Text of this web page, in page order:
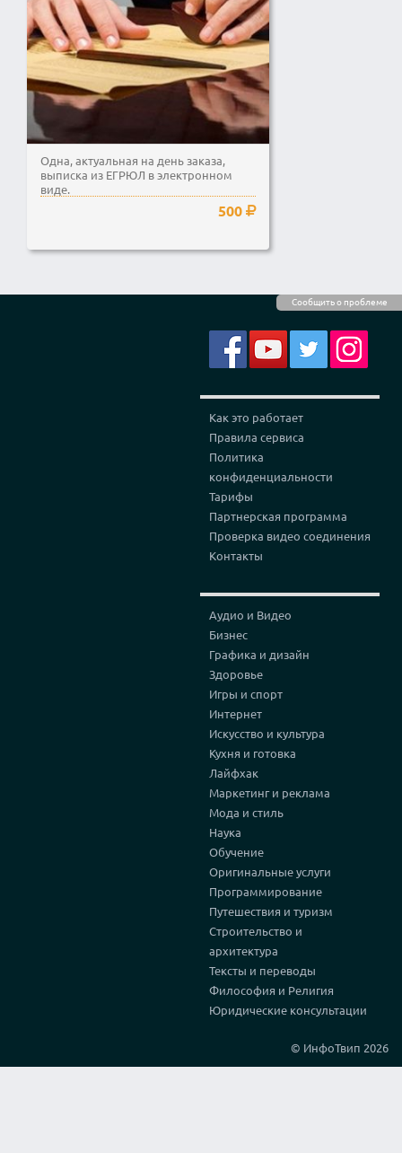
Сообщить о проблеме
Одна, актуальная на день заказа,
выписка из ЕГРЮЛ в электронном
виде.
500
Как это работает
Правила сервиса
Политика
конфиденциальности
Тарифы
Партнерская программа
Проверка видео соединения
Контакты
Аудио и Видео
Бизнес
Графика и дизайн
Здоровье
Игры и спорт
Интернет
Искусство и культура
Кухня и готовка
Лайфхак
Маркетинг и реклама
Мода и стиль
Наука
Обучение
Оригинальные услуги
Программирование
Путешествия и туризм
Строительство и
архитектура
Тексты и переводы
Философия и Религия
Юридические консультации
© ИнфоТвип 2026